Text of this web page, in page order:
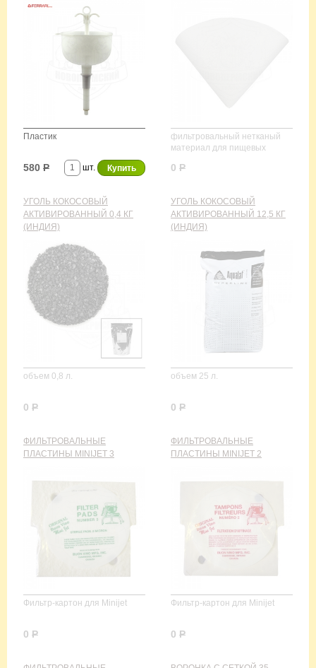
Пластик
шт.
580 Р
фильтровальный нетканый
материал для пищевых
0 Р
УГОЛЬ КОКОСОВЫЙ
АКТИВИРОВАННЫЙ 0,4 КГ
(ИНДИЯ)
объем 0,8 л.
0 Р
УГОЛЬ КОКОСОВЫЙ
АКТИВИРОВАННЫЙ 12,5 КГ
(ИНДИЯ)
объем 25 л.
0 Р
ФИЛЬТРОВАЛЬНЫЕ
ПЛАСТИНЫ MINIJET 3
Фильтр-картон для Minijet
0 Р
ФИЛЬТРОВАЛЬНЫЕ
ПЛАСТИНЫ MINIJET 2
Фильтр-картон для Minijet
0 Р